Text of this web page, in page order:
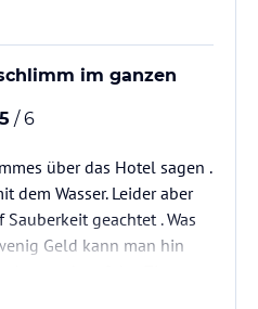
im ganzen
5 / 6
über das Hotel sagen .
dem Wasser. Leider aber
geachtet . Was
Geld kann man hin
empfehlen